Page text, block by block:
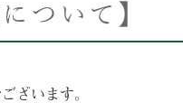
ついて】
ざいます。